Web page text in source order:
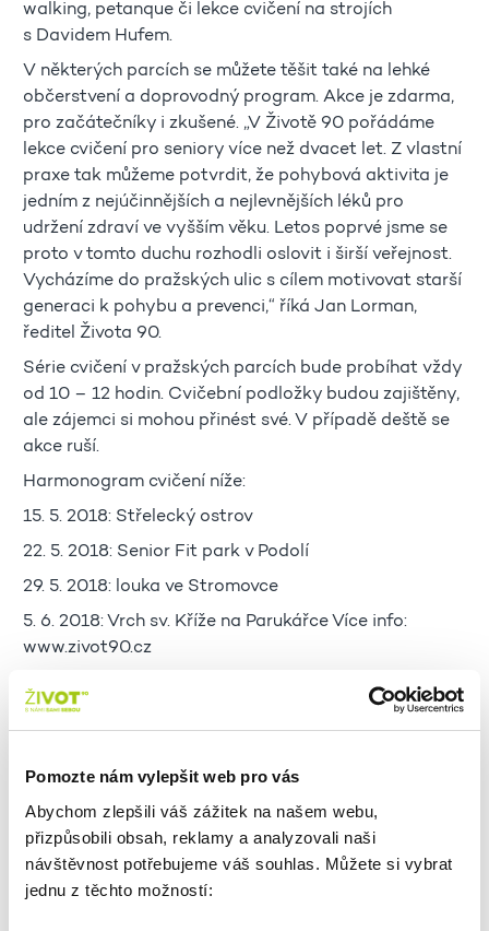
Pomozte nám vylepšit web pro vás
Abychom zlepšili váš zážitek na našem webu,
přizpůsobili obsah, reklamy a analyzovali naši
návštěvnost potřebujeme váš souhlas. Můžete si vybrat
jednu z těchto možností:
walking, petanque či lekce cvičení na strojích
s Davidem Hufem.
V některých parcích se můžete těšit také na lehké
občerstvení a doprovodný program. Akce je zdarma,
pro začátečníky i zkušené. „V Životě 90 pořádáme
lekce cvičení pro seniory více než dvacet let. Z vlastní
praxe tak můžeme potvrdit, že pohybová aktivita je
jedním z nejúčinnějších a nejlevnějších léků pro
udržení zdraví ve vyšším věku. Letos poprvé jsme se
proto v tomto duchu rozhodli oslovit i širší veřejnost.
Vycházíme do pražských ulic s cílem motivovat starší
generaci k pohybu a prevenci,“ říká Jan Lorman,
ředitel Života 90.
Série cvičení v pražských parcích bude probíhat vždy
od 10 – 12 hodin. Cvičební podložky budou zajištěny,
ale zájemci si mohou přinést své. V případě deště se
akce ruší.
Harmonogram cvičení níže:
15. 5. 2018: Střelecký ostrov
22. 5. 2018: Senior Fit park v Podolí
29. 5. 2018: louka ve Stromovce
5. 6. 2018: Vrch sv. Kříže na Parukářce Více info:
www.zivot90.cz
90 Život 90 je nezisková organizace založená v roce
tam, kde to mají rádi – doma. S tímto cílem vede i své
157), bezplatné linky důvěry pro seniory v ČR.
Poskytuje také Tísňovou péči Života 90, bezplatné
poradenství, pečovatelskou službu nebo široké
spektrum aktivizačních programů. Ve svém pražském